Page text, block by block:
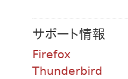
サポート情報
Firefox
Thunderbird